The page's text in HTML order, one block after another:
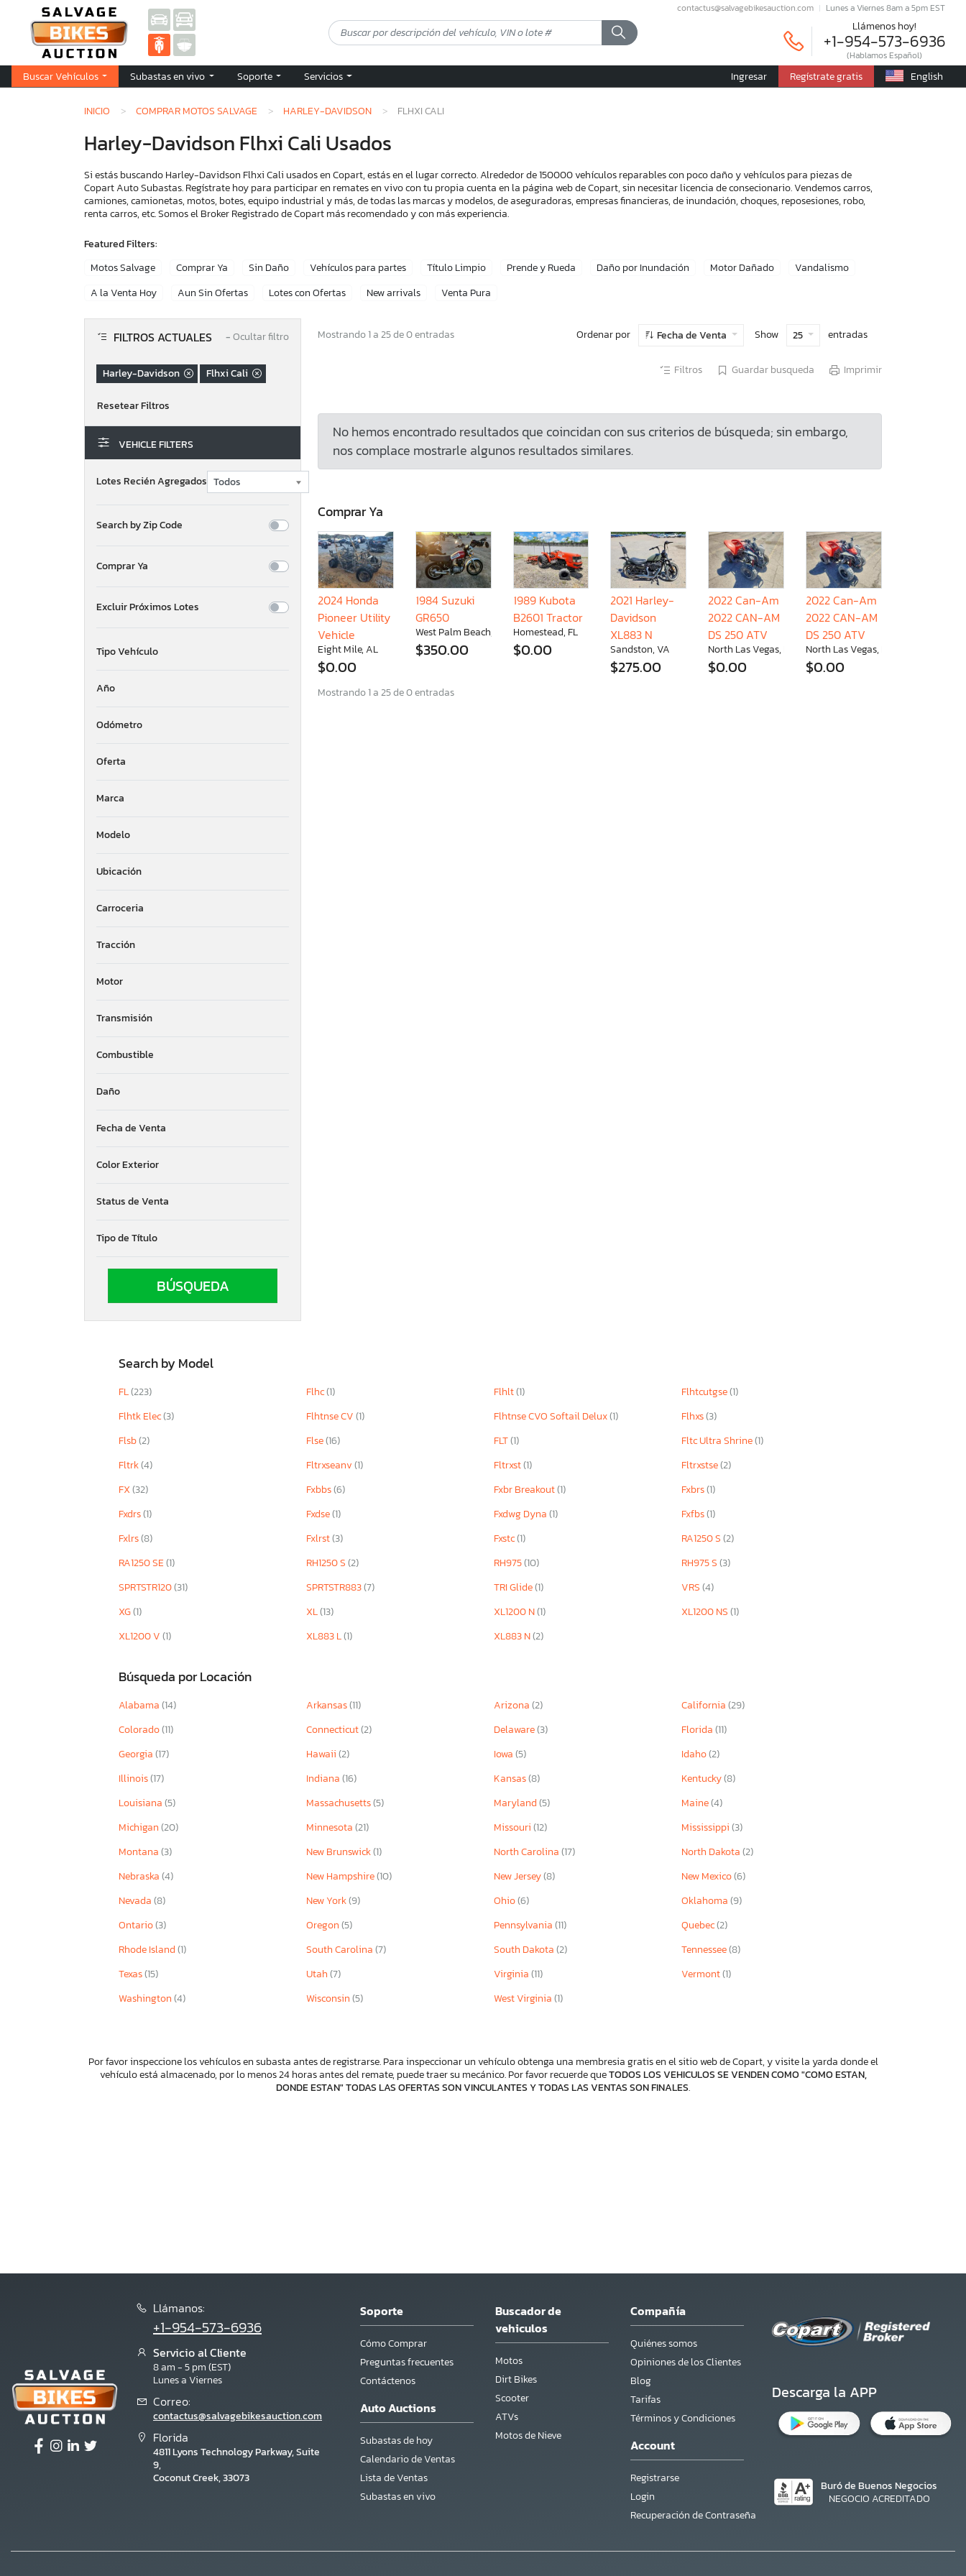
contactus@salvagebikesauction.com Lunes a Viernes 8am a 5pm EST
Llámenos hoy!
+1-954-573-6936
(Hablamos Español)
Buscar Vehículos Subastas en vivo Soporte Servicios Ingresar Regístrate gratis English
INICIO COMPRAR MOTOS SALVAGE HARLEY-DAVIDSON FLHXI CALI
Harley-Davidson Flhxi Cali Usados
Si estás buscando Harley-Davidson Flhxi Cali usados en Copart, estás en el lugar correcto. Alrededor de 150000 vehículos reparables con poco daño y vehículos para piezas de
Copart Auto Subastas. Regístrate hoy para participar en remates en vivo con tu propia cuenta en la página web de Copart, sin necesitar licencia de consecionario. Vendemos carros,
camiones, camionetas, motos, botes, equipo industrial y más, de todas las marcas y modelos, de aseguradoras, empresas financieras, de inundación, choques, reposesiones, robo,
renta carros, etc. Somos el Broker Registrado de Copart más recomendado y con más experiencia.
Featured Filters:
Motos Salvage
Comprar Ya Sin Daño Vehículos para partes Título Limpio Prende y Rueda Daño por Inundación Motor Dañado
Vandalismo
A la Venta Hoy
Aun Sin Ofertas Lotes con Ofertas New arrivals Venta Pura
FILTROS ACTUALES −Ocultar filtro
Harley-Davidson Flhxi Cali
VEHICLE FILTERS
Lotes Recién Agregados
Search by Zip Code
Comprar Ya
Excluir Próximos Lotes
Tipo Vehículo
Año
Odómetro
Oferta
Marca
Modelo
Ubicación
Carroceria
Tracción
Motor
Transmisión
Combustible
Daño
Fecha de Venta
Color Exterior
Status de Venta
Tipo de Título
Mostrando 1 a 25 de 0 entradas Ordenar por Fecha de Venta Show 25 entradas
Filtros Guardar busqueda Imprimir
No hemos encontrado resultados que coincidan con sus criterios de búsqueda; sin embargo,
nos complace mostrarle algunos resultados similares.
Comprar Ya
2024 Honda
Pioneer Utility
Vehicle
Eight Mile, AL
$0.00
1984 Suzuki
GR650
West Palm Beach, FL
$350.00
1989 Kubota
B2601 Tractor
Homestead, FL
$0.00
2021 Harley-
Davidson
XL883 N
Sandston, VA
$275.00
2022 Can-Am
2022 CAN-AM
DS 250 ATV
North Las Vegas, NV
$0.00
2022 Can-Am
2022 CAN-AM
DS 250 ATV
North Las Vegas, NV
$0.00
Mostrando 1 a 25 de 0 entradas
Search by Model
FL(223) Flhc(1) Flhlt(1) Flhtcutgse(1)
Flhtk Elec(3) Flhtnse CV(1) Flhtnse CVO Softail Delux(1) Flhxs(3)
Flsb(2) Flse(16) FLT(1) Fltc Ultra Shrine(1)
Fltrk(4) Fltrxseanv(1) Fltrxst(1) Fltrxstse(2)
FX(32) Fxbbs(6) Fxbr Breakout(1) Fxbrs(1)
Fxdrs(1) Fxdse(1) Fxdwg Dyna(1) Fxfbs(1)
Fxlrs(8) Fxlrst(3) Fxstc(1) RA1250 S(2)
RA1250 SE(1) RH1250 S(2) RH975(10) RH975 S(3)
SPRTSTR120(31) SPRTSTR883(7) TRI Glide(1) VRS(4)
XG(1) XL(13) XL1200 N(1) XL1200 NS(1)
XL1200 V(1) XL883 L(1) XL883 N(2)
Búsqueda por Locación
Alabama(14) Arkansas(11) Arizona(2) California(29)
Colorado(11) Connecticut(2) Delaware(3) Florida(11)
Georgia(17) Hawaii(2) Iowa(5) Idaho(2)
Illinois(17) Indiana(16) Kansas(8) Kentucky(8)
Louisiana(5) Massachusetts(5) Maryland(5) Maine(4)
Michigan(20) Minnesota(21) Missouri(12) Mississippi(3)
Montana(3) New Brunswick(1) North Carolina(17) North Dakota(2)
Nebraska(4) New Hampshire(10) New Jersey(8) New Mexico(6)
Nevada(8) New York(9) Ohio(6) Oklahoma(9)
Ontario(3) Oregon(5) Pennsylvania(11) Quebec(2)
Rhode Island(1) South Carolina(7) South Dakota(2) Tennessee(8)
Texas(15) Utah(7) Virginia(11) Vermont(1)
Washington(4) Wisconsin(5) West Virginia(1)
Por favor inspeccione los vehículos en subasta antes de registrarse. Para inspeccionar un vehículo obtenga una membresia gratis en el sitio web de Copart, y visite la yarda donde el
vehículo está almacenado, por lo menos 24 horas antes del remate, puede traer su mecánico. Por favor recuerde queTODOS LOS VEHICULOS SE VENDEN COMO "COMO ESTAN,
DONDE ESTAN" TODAS LAS OFERTAS SON VINCULANTES Y TODAS LAS VENTAS SON FINALES.
Llámanos:
+1-954-573-6936
Servicio al Cliente
8 am - 5 pm (EST)
Lunes a Viernes
Correo:
contactus@salvagebikesauction.com
Florida
4811 Lyons Technology Parkway, Suite
9,
Coconut Creek, 33073
Soporte
Cómo Comprar
Preguntas frecuentes
Contáctenos
Auto Auctions
Subastas de hoy
Calendario de Ventas
Lista de Ventas
Subastas en vivo
Buscador de
vehiculos
Motos
Dirt Bikes
Scooter
ATVs
Motos de Nieve
Compañía
Quiénes somos
Opiniones de los Clientes
Blog
Tarifas
Términos y Condiciones
Account
Registrarse
Login
Recuperación de Contraseña
Descarga la APP
Buró de Buenos Negocios
NEGOCIO ACREDITADO